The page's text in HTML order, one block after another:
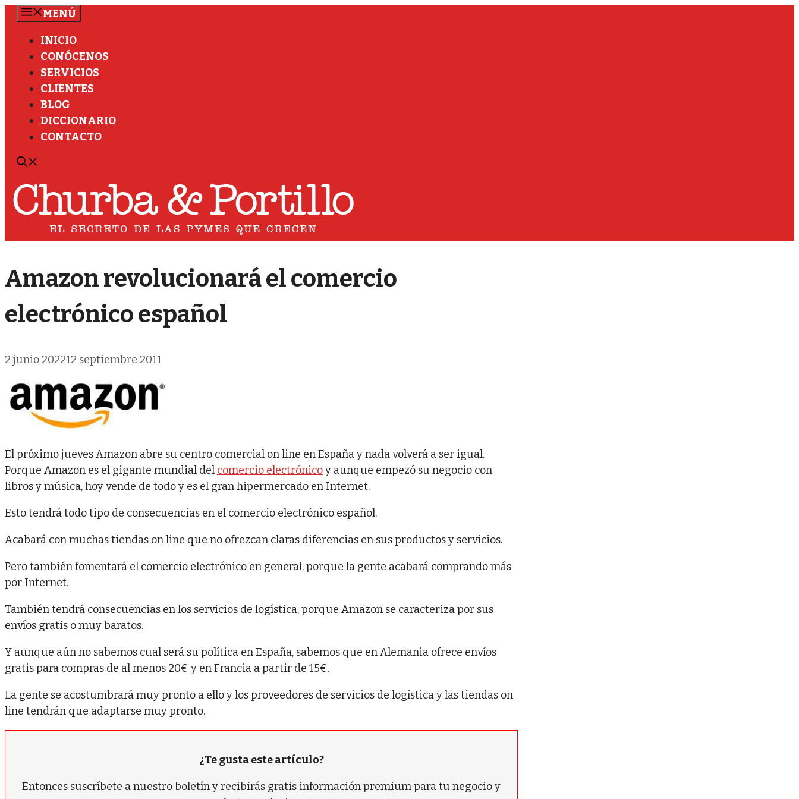
Saltar
contenido
MENÚ
INICIO
CONÓCENOS
SERVICIOS
CLIENTES
BLOG
DICCIONARIO
CONTACTO
Amazon revolucionará el comercio
electrónico español
2 junio 202212 septiembre 2011
El próximo jueves Amazon abre su centro comercial on line en España y nada volverá a ser igual.
Porque Amazon es el gigante mundial del comercio electrónicoy aunque empezó su negocio con
libros y música, hoy vende de todo y es el gran hipermercado en Internet.
Esto tendrá todo tipo de consecuencias en el comercio electrónico español.
Acabará con muchas tiendas on line que no ofrezcan claras diferencias en sus productos y servicios.
Pero también fomentará el comercio electrónico en general, porque la gente acabará comprando más
por Internet.
También tendrá consecuencias en los servicios de logística, porque Amazon se caracteriza por sus
envíos gratis o muy baratos.
Y aunque aún no sabemos cual será su política en España, sabemos que en Alemania ofrece envíos
gratis para compras de al menos 20€ y en Francia a partir de 15€.
La gente se acostumbrará muy pronto a ello y los proveedores de servicios de logística y las tiendas on
line tendrán que adaptarse muy pronto.
¿Te gusta este artículo?
Entonces suscríbete a nuestro boletín y recibirás gratis información premium para tu negocio y